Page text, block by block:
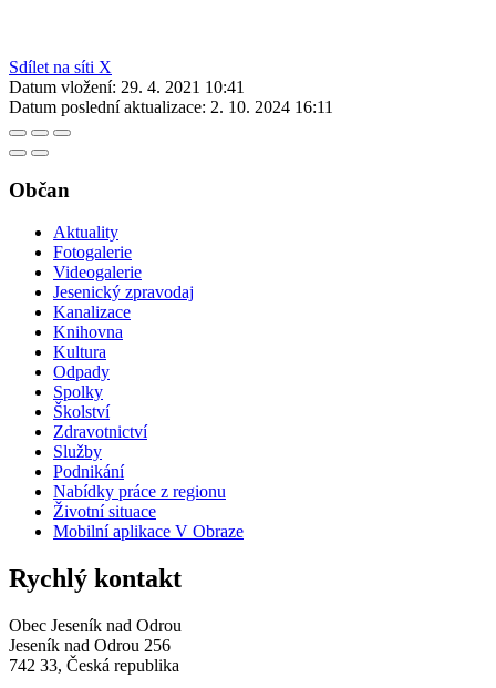
Sdílet na síti X
Datum vložení: 29. 4. 2021 10:41
Datum poslední aktualizace: 2. 10. 2024 16:11
Občan
Aktuality
Fotogalerie
Videogalerie
Jesenický zpravodaj
Kanalizace
Knihovna
Kultura
Odpady
Spolky
Školství
Zdravotnictví
Služby
Podnikání
Nabídky práce z regionu
Životní situace
Mobilní aplikace V Obraze
Rychlý kontakt
Obec Jeseník nad Odrou
Jeseník nad Odrou 256
742 33, Česká republika